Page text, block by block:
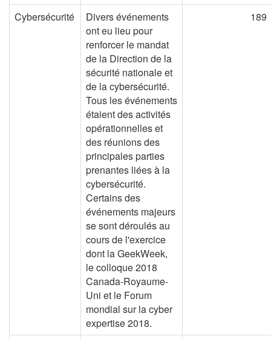
Cybersécurité
Divers événements
ont eu lieu pour
renforcer le mandat
de la Direction de la
sécurité nationale et
de la cybersécurité.
Tous les événements
étaient des activités
opérationnelles et
des réunions des
principales parties
prenantes liées à la
cybersécurité.
Certains des
événements majeurs
se sont déroulés au
cours de l'exercice
dont la GeekWeek,
le colloque 2018
Canada-Royaume-
Uni et le Forum
mondial sur la cyber
expertise 2018.
189